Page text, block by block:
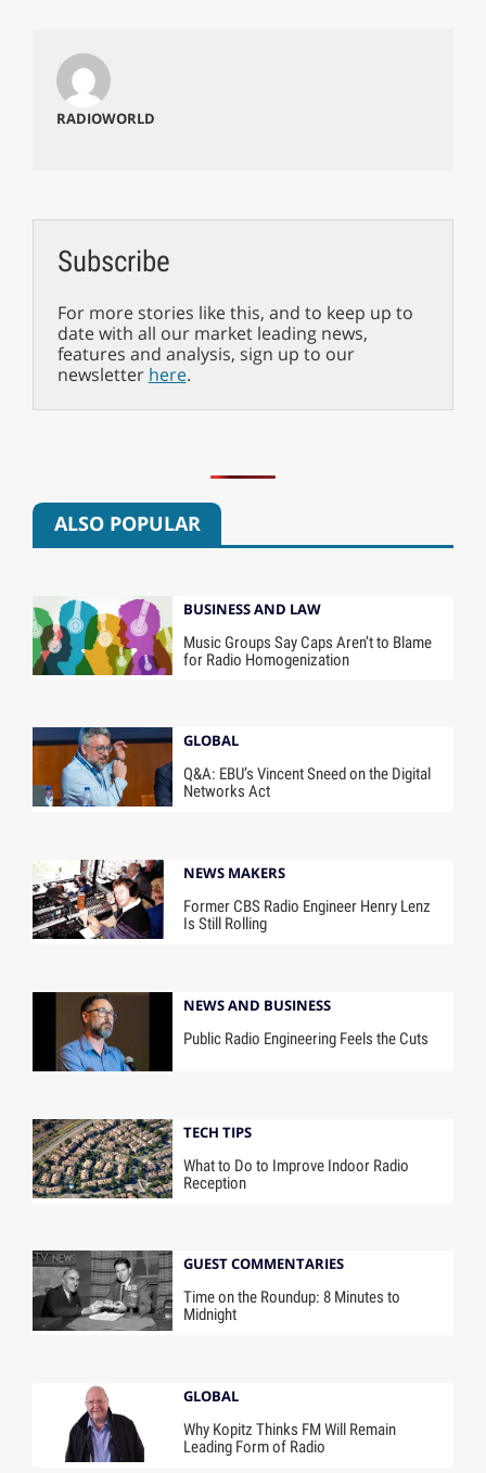
RADIOWORLD
Subscribe
For more stories like this, and to keep up to
date with all our market leading news,
features and analysis, sign up to our
newsletter here.
ALSO POPULAR
BUSINESS AND LAW
Music Groups Say Caps Aren’t to Blame
for Radio Homogenization
GLOBAL
Q&A: EBU’s Vincent Sneed on the Digital
Networks Act
NEWS MAKERS
Former CBS Radio Engineer Henry Lenz
Is Still Rolling
NEWS AND BUSINESS
Public Radio Engineering Feels the Cuts
TECH TIPS
What to Do to Improve Indoor Radio
Reception
GUEST COMMENTARIES
Time on the Roundup: 8 Minutes to
Midnight
GLOBAL
Why Kopitz Thinks FM Will Remain
Leading Form of Radio